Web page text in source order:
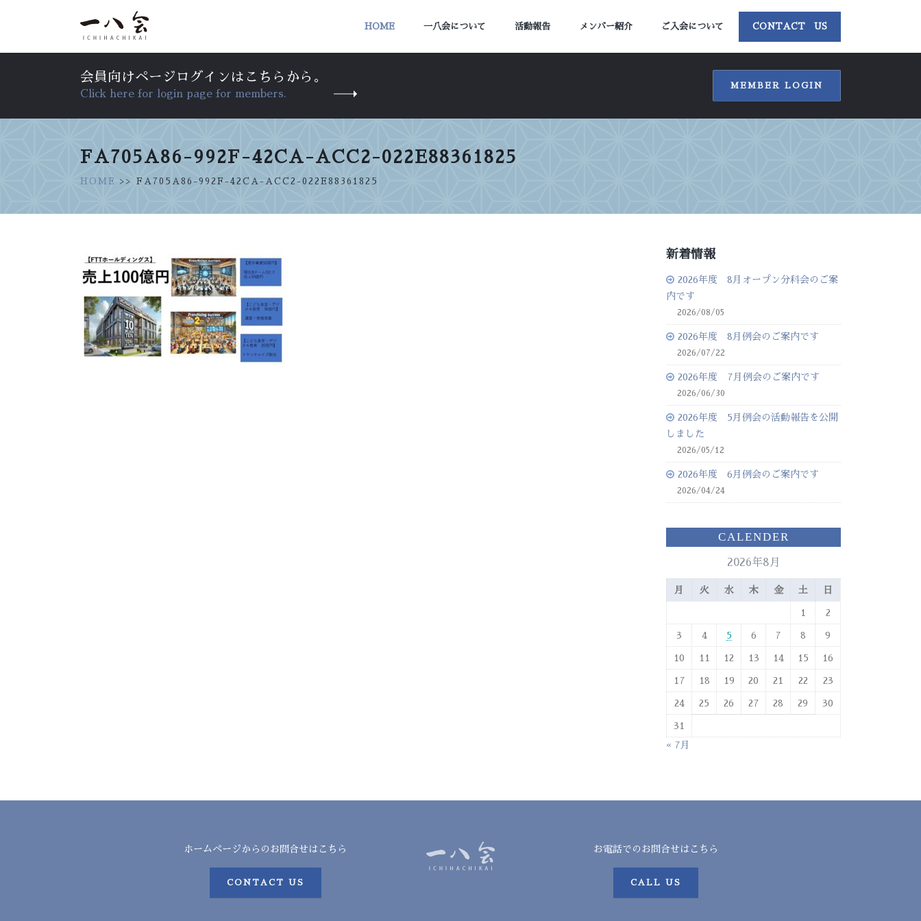
HOME 一八会について 活動報告 メンバー紹介 ご入会について CONTACT US
会員向けページログインはこちらから。
Click here for login page for members.
MEMBER LOGIN
FA705A86-992F-42CA-ACC2-022E88361825
HOME >> FA705A86-992F-42CA-ACC2-022E88361825
新着情報
2026年度 8月オープン分科会のご案
内です
2026/08/05
2026年度 8月例会のご案内です
2026/07/22
2026年度 7月例会のご案内です
2026/06/30
2026年度 5月例会の活動報告を公開
しました
2026/05/12
2026年度 6月例会のご案内です
2026/04/24
CALENDER
2026年8月
月 火 水 木 金 土 日
1 2
3 4 5 6 7 8 9
10 11 12 13 14 15 16
17 18 19 20 21 22 23
24 25 26 27 28 29 30
31
« 7月
ホームページからのお問合せはこちら
CONTACT US
お電話でのお問合せはこちら
CALL US